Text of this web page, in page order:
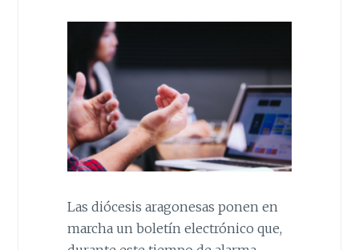
Las diócesis aragonesas ponen en
marcha un boletín electrónico que,